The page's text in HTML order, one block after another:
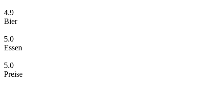
4.9
Bier
5.0
Essen
5.0
Preise